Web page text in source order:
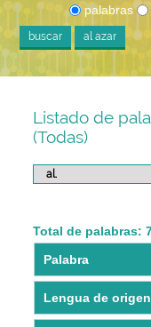
palabras
buscar al azar
Listado de
(Todas)
Total de palabras:
Palabra
Lengua de origen